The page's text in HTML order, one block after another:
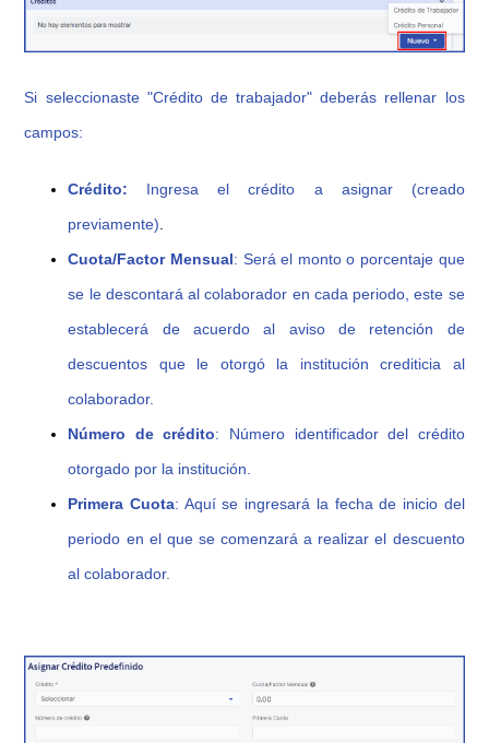
Si seleccionaste "Crédito de trabajador" deberás rellenar los
campos:
Crédito: Ingresa el crédito a asignar (creado
previamente).
Cuota/Factor Mensual: Será el monto o porcentaje que
se le descontará al colaborador en cada periodo, este se
establecerá de acuerdo al aviso de retención de
descuentos que le otorgó la institución crediticia al
colaborador.
Número de crédito: Número identificador del crédito
otorgado por la institución.
Primera Cuota: Aquí se ingresará la fecha de inicio del
periodo en el que se comenzará a realizar el descuento
al colaborador.